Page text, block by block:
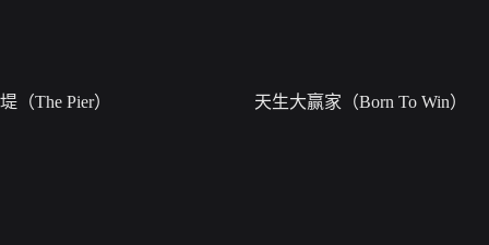
堤（The Pier） 天生大赢家（Born To Win）